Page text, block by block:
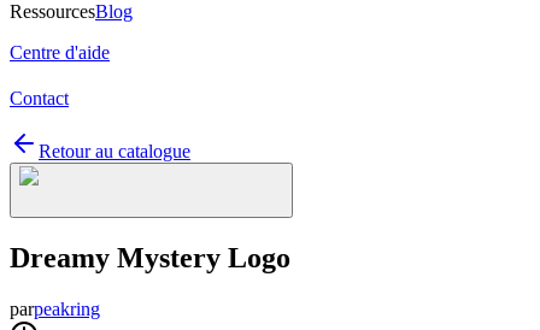
RessourcesBlog
Centre d'aide
Contact
Retour au catalogue
Dreamy Mystery Logo
parpeakring